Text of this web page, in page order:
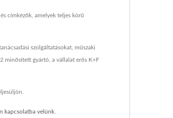
címkézők, amelyek teljes körű
szolgáltatásokat, műszaki
minősített gyártó, a vállalat erős K+F
kapcsolatba velünk